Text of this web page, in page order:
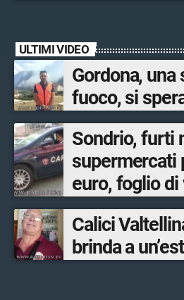
ULTIMI VIDEO
Gordona,
fuoco, si
Sondrio, furti
supermercati
euro, foglio di
ventinovenne
Calici
brinda a